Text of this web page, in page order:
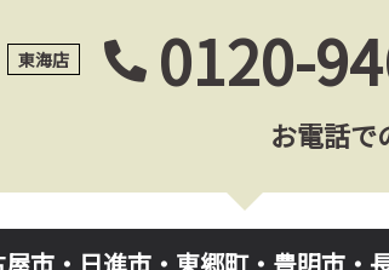
東海店 0120-
お電話で